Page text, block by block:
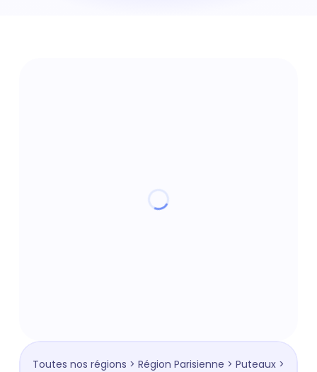
Toutes nos régions > Région Parisienne > Puteaux >